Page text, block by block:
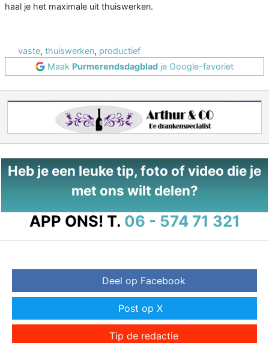
haal je het maximale uit thuiswerken.
vaste, thuiswerken, productief
Maak Purmerendsdagblad je Google-favoriet
Heb je een leuke tip, foto of video die je
met ons wilt delen?
APP ONS! T. 06 - 574 71 321
Deel op Facebook
Post op X
Tip de redactie